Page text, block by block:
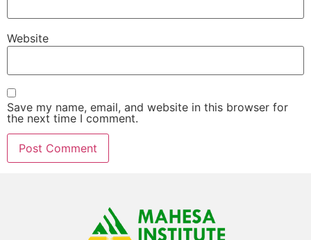
Website
Save my name, email, and website in this browser for
the next time I comment.